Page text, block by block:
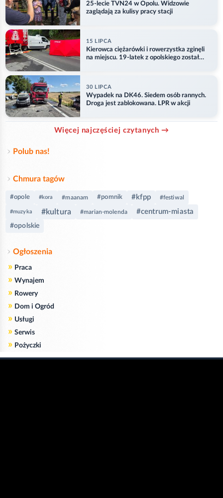
25-lecie TVN24 w Opolu. Widzowie
zaglądają za kulisy pracy stacji
15 LIPCA
Kierowca ciężarówki i rowerzystka zginęli
na miejscu. 19-latek z opolskiego został
30 LIPCA
Wypadek na DK46. Siedem osób rannych.
Droga jest zablokowana. LPR w akcji
Więcej najczęściej czytanych →
Polub nas!
Chmura tagów
#opole #kora #maanam #pomnik #kfpp #festiwal
#muzyka #kultura #marian-molenda #centrum-miasta
#opolskie
Ogłoszenia
» Praca
» Wynajem
» Rowery
» Dom i Ogród
» Usługi
» Serwis
» Pożyczki